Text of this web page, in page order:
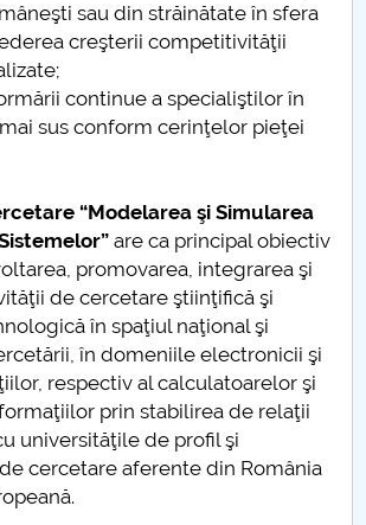
sau din străinătate în sfera
creşterii competitivităţii
continue a specialiştilor în
sus conform cerinţelor pieţei
“Modelarea şi Simularea
are ca principal obiectiv
promovarea, integrarea şi
de cercetare ştiinţifică şi
în spaţiul naţional şi
în domeniile electronicii şi
respectiv al calculatoarelor şi
prin stabilirea de relaţii
universităţile de profil şi
cercetare aferente din România